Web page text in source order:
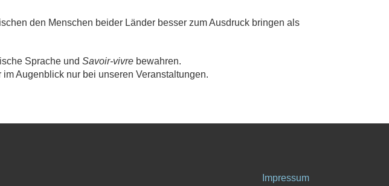
den Menschen beider Länder besser zum Ausdruck bringen als
Sprache und Savoir-vivre bewahren.
Augenblick nur bei unseren Veranstaltungen.
Impressum